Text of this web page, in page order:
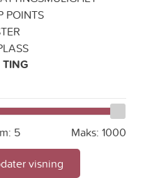
POINTS
5 Maks: 1000
visning